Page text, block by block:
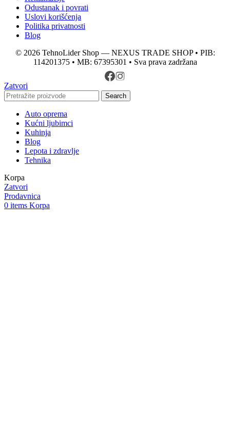
Odustanak i povrati
Uslovi korišćenja
Politika privatnosti
Blog
© 2026 TehnoLider Shop — NEXUS TRADE SHOP • PIB:
114201375 • MB: 67395301 • Sva prava zadržana
Zatvori
Search
Auto oprema
Kućni ljubimci
Kuhinja
Blog
Lepota i zdravlje
Tehnika
Korpa
Zatvori
Prodavnica
0 items Korpa